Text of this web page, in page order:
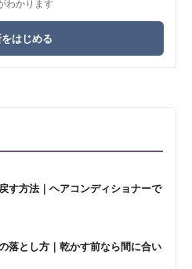
わかります
はじめる
す方法｜ヘアコンディショナーで
落とし方｜乾かす前なら間に合い